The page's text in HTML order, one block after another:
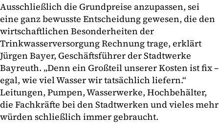
Ausschließlich die Grundpreise anzupassen, sei
eine ganz bewusste Entscheidung gewesen, die den
wirtschaftlichen Besonderheiten der
Trinkwasserversorgung Rechnung trage, erklärt
Jürgen Bayer, Geschäftsführer der Stadtwerke
Bayreuth. „Denn ein Großteil unserer Kosten ist fix –
egal, wie viel Wasser wir tatsächlich liefern.“
Leitungen, Pumpen, Wasserwerke, Hochbehälter,
die Fachkräfte bei den Stadtwerken und vieles mehr
würden schließlich immer gebraucht.